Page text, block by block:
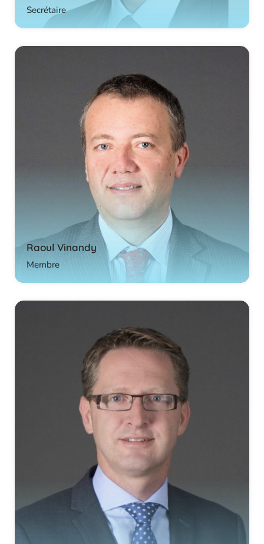
Secrétaire
Raoul Vinandy
Membre